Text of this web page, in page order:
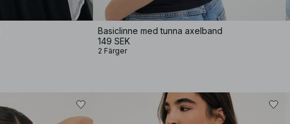
Basiclinne med tunna axelband
149 SEK
2 Färger